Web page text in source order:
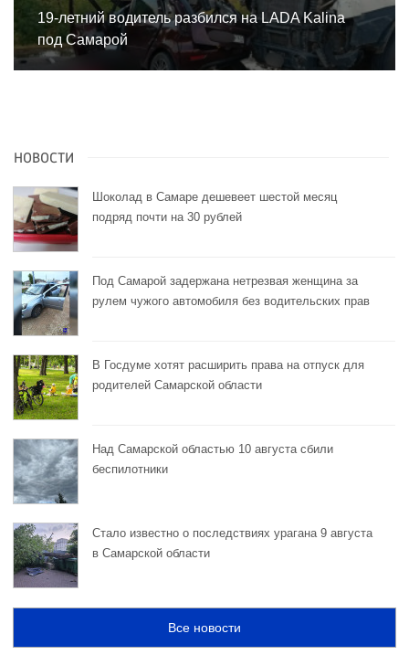
19-летний водитель разбился на LADA Kalina
под Самарой
НОВОСТИ
Шоколад в Самаре дешевеет шестой месяц
подряд почти на 30 рублей
Под Самарой задержана нетрезвая женщина за
рулем чужого автомобиля без водительских прав
В Госдуме хотят расширить права на отпуск для
родителей Самарской области
Над Самарской областью 10 августа сбили
беспилотники
Стало известно о последствиях урагана 9 августа
в Самарской области
Все новости